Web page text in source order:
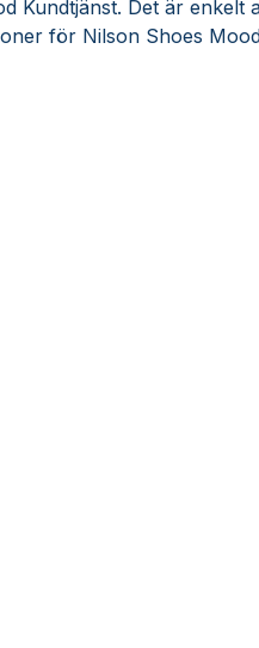
Kundtjänst. Det är enkelt
för Nilson Shoes